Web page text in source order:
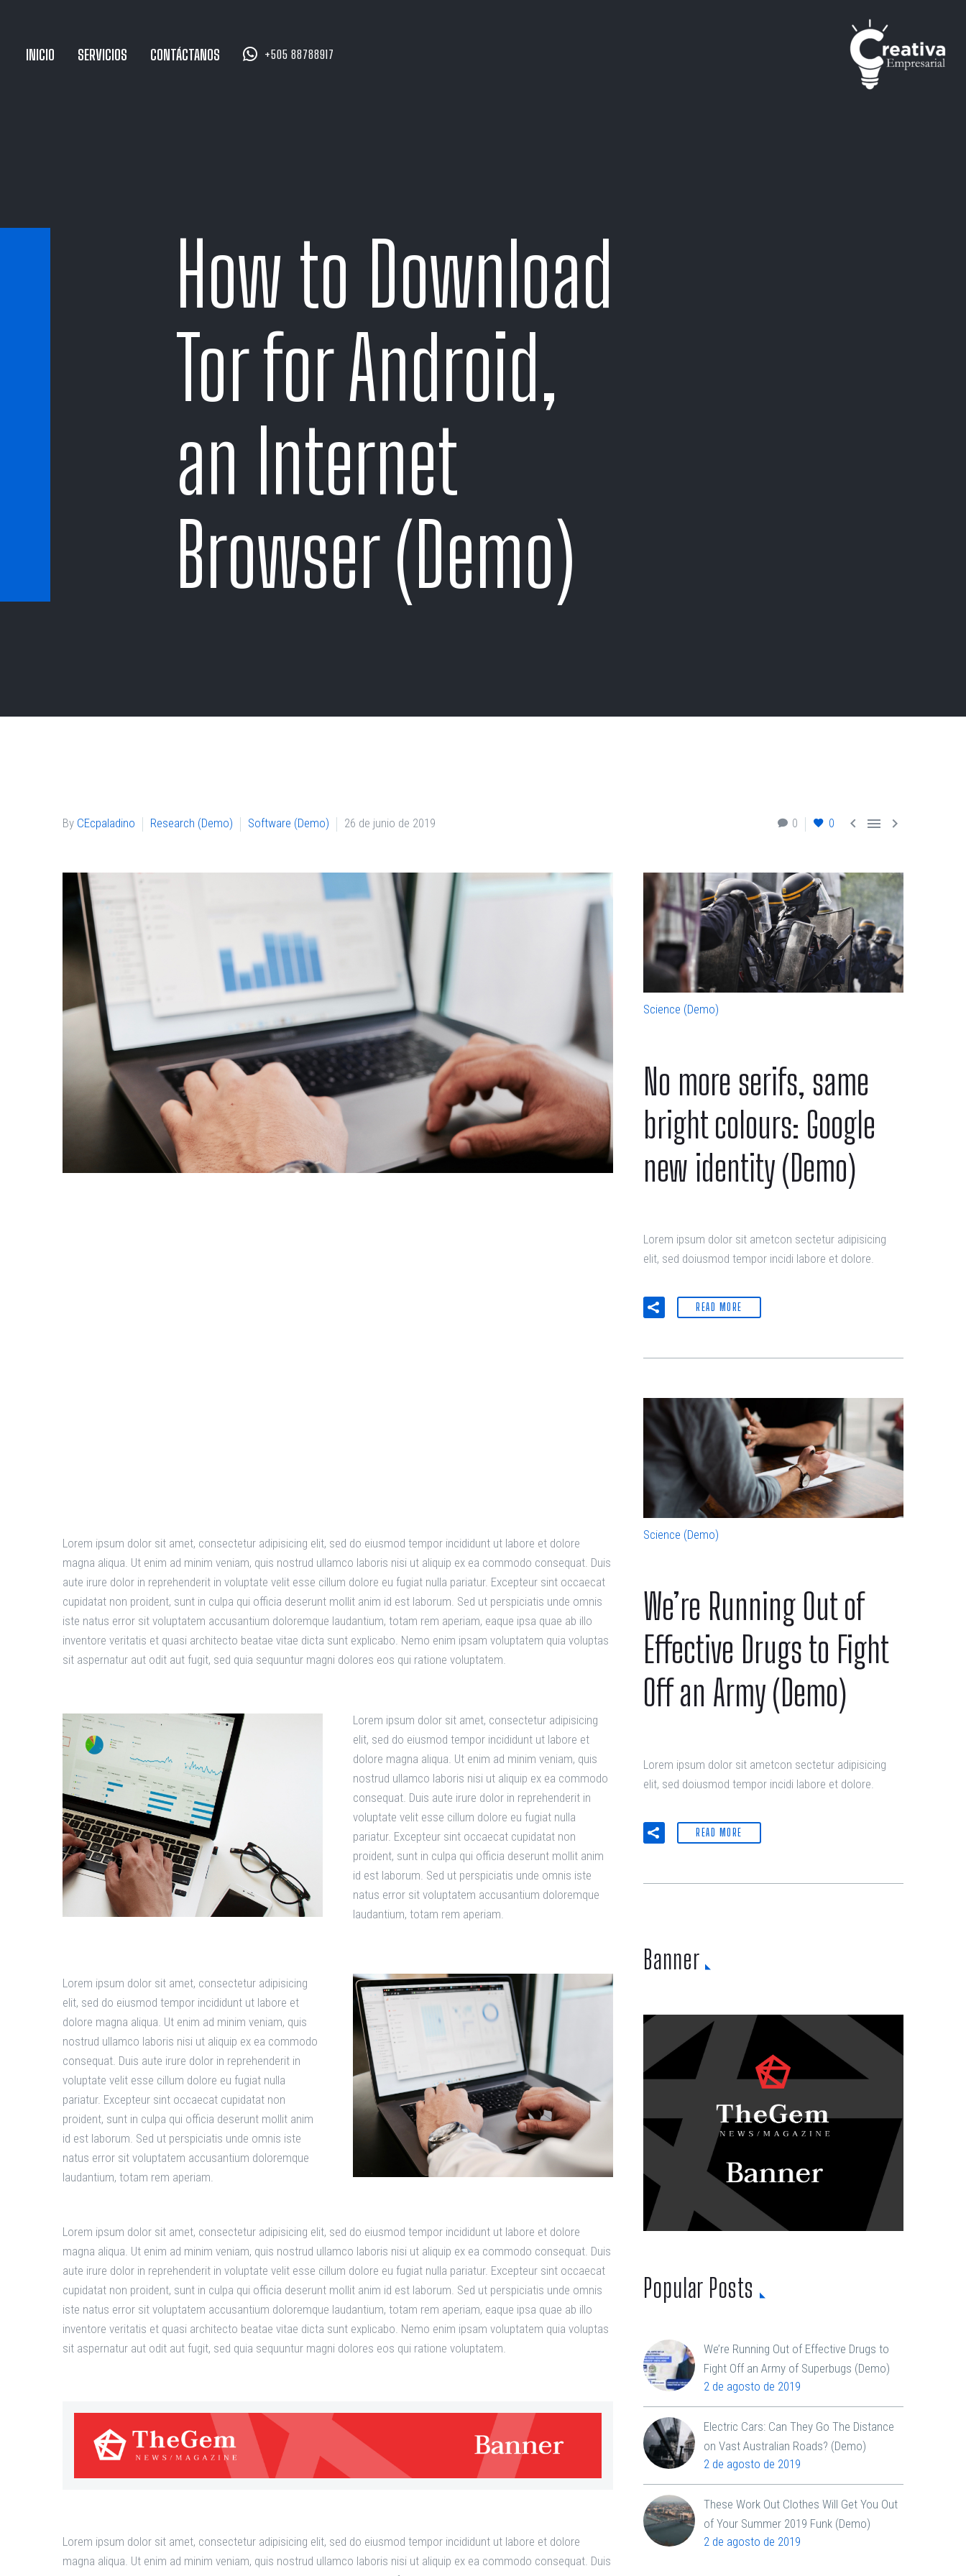
INICIO SERVICIOS CONTÁCTANOS 
 +505 88788917
How to Download
Tor for Android,
an Internet
Browser (Demo)
0 0   
By CEcpaladino Research (Demo) Software (Demo) 26 de junio de 2019
Lorem ipsum dolor sit amet, consectetur adipisicing elit, sed do eiusmod tempor incididunt ut labore et dolore
magna aliqua. Ut enim ad minim veniam, quis nostrud ullamco laboris nisi ut aliquip ex ea commodo consequat. Duis
aute irure dolor in reprehenderit in voluptate velit esse cillum dolore eu fugiat nulla pariatur. Excepteur sint occaecat
cupidatat non proident, sunt in culpa qui officia deserunt mollit anim id est laborum. Sed ut perspiciatis unde omnis
iste natus error sit voluptatem accusantium doloremque laudantium, totam rem aperiam, eaque ipsa quae ab illo
inventore veritatis et quasi architecto beatae vitae dicta sunt explicabo. Nemo enim ipsam voluptatem quia voluptas
sit aspernatur aut odit aut fugit, sed quia sequuntur magni dolores eos qui ratione voluptatem.
Lorem ipsum dolor sit amet, consectetur adipisicing
elit, sed do eiusmod tempor incididunt ut labore et
dolore magna aliqua. Ut enim ad minim veniam, quis
nostrud ullamco laboris nisi ut aliquip ex ea commodo
consequat. Duis aute irure dolor in reprehenderit in
voluptate velit esse cillum dolore eu fugiat nulla
pariatur. Excepteur sint occaecat cupidatat non
proident, sunt in culpa qui officia deserunt mollit anim
id est laborum. Sed ut perspiciatis unde omnis iste
natus error sit voluptatem accusantium doloremque
laudantium, totam rem aperiam.
Lorem ipsum dolor sit amet, consectetur adipisicing
elit, sed do eiusmod tempor incididunt ut labore et
dolore magna aliqua. Ut enim ad minim veniam, quis
nostrud ullamco laboris nisi ut aliquip ex ea commodo
consequat. Duis aute irure dolor in reprehenderit in
voluptate velit esse cillum dolore eu fugiat nulla
pariatur. Excepteur sint occaecat cupidatat non
proident, sunt in culpa qui officia deserunt mollit anim
id est laborum. Sed ut perspiciatis unde omnis iste
natus error sit voluptatem accusantium doloremque
laudantium, totam rem aperiam.
Lorem ipsum dolor sit amet, consectetur adipisicing elit, sed do eiusmod tempor incididunt ut labore et dolore
magna aliqua. Ut enim ad minim veniam, quis nostrud ullamco laboris nisi ut aliquip ex ea commodo consequat. Duis
aute irure dolor in reprehenderit in voluptate velit esse cillum dolore eu fugiat nulla pariatur. Excepteur sint occaecat
cupidatat non proident, sunt in culpa qui officia deserunt mollit anim id est laborum. Sed ut perspiciatis unde omnis
iste natus error sit voluptatem accusantium doloremque laudantium, totam rem aperiam, eaque ipsa quae ab illo
inventore veritatis et quasi architecto beatae vitae dicta sunt explicabo. Nemo enim ipsam voluptatem quia voluptas
sit aspernatur aut odit aut fugit, sed quia sequuntur magni dolores eos qui ratione voluptatem.
Lorem ipsum dolor sit amet, consectetur adipisicing elit, sed do eiusmod tempor incididunt ut labore et dolore
magna aliqua. Ut enim ad minim veniam, quis nostrud ullamco laboris nisi ut aliquip ex ea commodo consequat. Duis
Science (Demo)
No more serifs, same
bright colours: Google
new identity (Demo)
Lorem ipsum dolor sit ametcon sectetur adipisicing
elit, sed doiusmod tempor incidi labore et dolore.
READ MORE
Science (Demo)
We’re Running Out of
Effective Drugs to Fight
Off an Army (Demo)
Lorem ipsum dolor sit ametcon sectetur adipisicing
elit, sed doiusmod tempor incidi labore et dolore.
READ MORE
Banner
Popular Posts
We’re Running Out of Effective Drugs to
Fight Off an Army of Superbugs (Demo)
2 de agosto de 2019
Electric Cars: Can They Go The Distance
on Vast Australian Roads? (Demo)
2 de agosto de 2019
These Work Out Clothes Will Get You Out
of Your Summer 2019 Funk (Demo)
2 de agosto de 2019